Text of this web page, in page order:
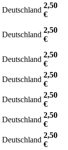
Deutschland
2,50
€
Deutschland
2,50
€
Deutschland
2,50
€
Deutschland
2,50
€
Deutschland
2,50
€
Deutschland
2,50
€
Deutschland
2,50
€